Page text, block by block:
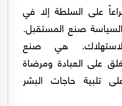
على السلطة إلا في
صنع المستقبل.
هي صنع
على العبادة ومرضاة
تلبية حاجات البشر